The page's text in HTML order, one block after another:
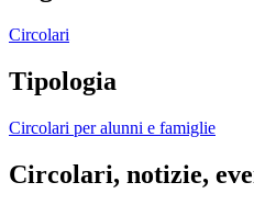
Circolari
Tipologia
Circolari per alunni e famiglie
Circolari, notizie,